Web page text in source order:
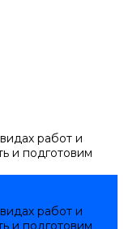
работ и
и подготовим
работ и
и подготовим